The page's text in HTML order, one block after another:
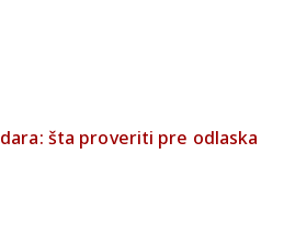
šta proveriti pre odlaska